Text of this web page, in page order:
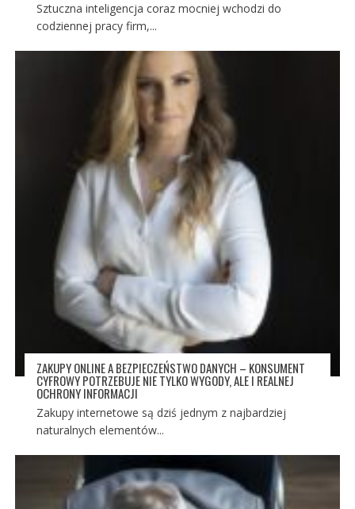
Sztuczna inteligencja coraz mocniej wchodzi do
codziennej pracy firm,...
ZAKUPY ONLINE A BEZPIECZEŃSTWO DANYCH – KONSUMENT
CYFROWY POTRZEBUJE NIE TYLKO WYGODY, ALE I REALNEJ
OCHRONY INFORMACJI
Zakupy internetowe są dziś jednym z najbardziej
naturalnych elementów...